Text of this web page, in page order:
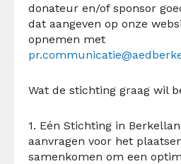
donateur en/of sponsor
dat aangeven op onze
opnemen met
Wat de stichting graag wil
1. Eén Stichting in
aanvragen voor het
samenkomen om een